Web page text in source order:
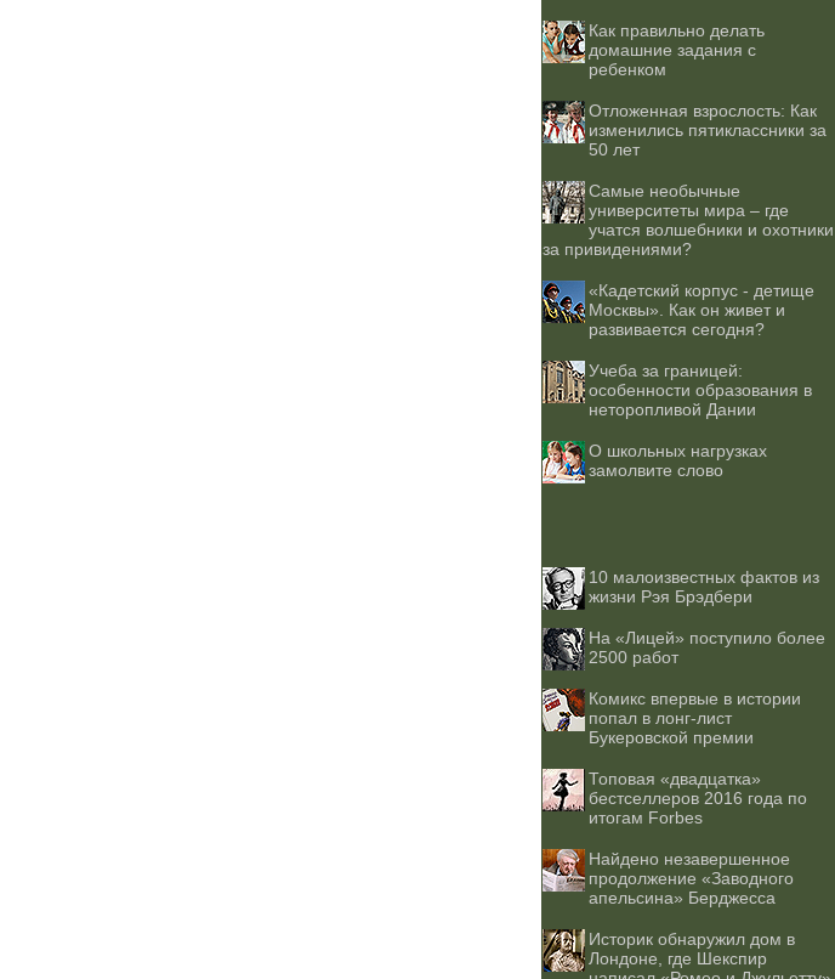
Как правильно делать
домашние задания с
ребенком
Отложенная взрослость: Как
изменились пятиклассники за
50 лет
Самые необычные
университеты мира – где
учатся волшебники и охотники
за привидениями?
«Кадетский корпус - детище
Москвы». Как он живет и
развивается сегодня?
Учеба за границей:
особенности образования в
неторопливой Дании
О школьных нагрузках
замолвите слово
10 малоизвестных фактов из
жизни Рэя Брэдбери
На «Лицей» поступило более
2500 работ
Комикс впервые в истории
попал в лонг-лист
Букеровской премии
Топовая «двадцатка»
бестселлеров 2016 года по
итогам Forbes
Найдено незавершенное
продолжение «Заводного
апельсина» Берджесса
Историк обнаружил дом в
Лондоне, где Шекспир